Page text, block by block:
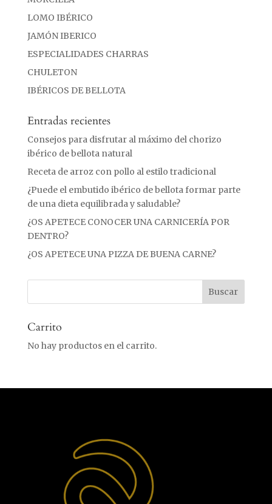
LOMO IBÉRICO
JAMÓN IBERICO
ESPECIALIDADES CHARRAS
CHULETON
IBÉRICOS DE BELLOTA
Entradas recientes
Consejos para disfrutar al máximo del chorizo
ibérico de bellota natural
Receta de arroz con pollo al estilo tradicional
¿Puede el embutido ibérico de bellota formar parte
de una dieta equilibrada y saludable?
¿OS APETECE CONOCER UNA CARNICERÍA POR
DENTRO?
¿OS APETECE UNA PIZZA DE BUENA CARNE?
Carrito
No hay productos en el carrito.